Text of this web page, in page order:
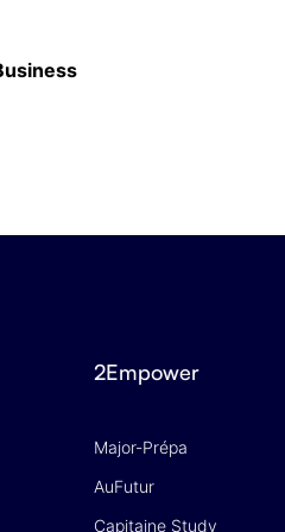
2Empower
Major-Prépa
AuFutur
Capitaine Study